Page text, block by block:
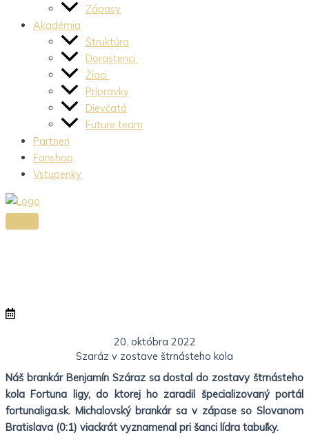
Zápasy
Akadémia
Štruktúra
Dorastenci
Žiaci
Prípravky
Dievčatá
Future team
Partneri
Fanshop
Vstupenky
20. októbra 2022
Szaráz v zostave štrnásteho kola
Náš brankár Benjamín Száraz sa dostal do zostavy štrnásteho
kola Fortuna ligy, do ktorej ho zaradil špecializovaný portál
fortunaliga.sk. Michalovský brankár sa v zápase so Slovanom
Bratislava (0:1) viackrát vyznamenal pri šanci lídra tabuľky.